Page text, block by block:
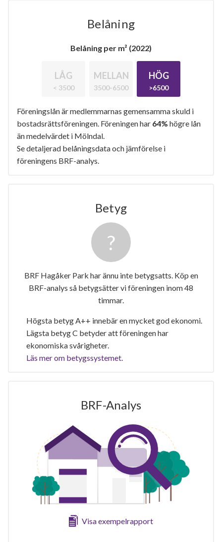
Belåning
Belåning per m² (2022)
LÅG
< 3500
MELLAN
3500-6500
HÖG
>6500
Föreningslån är medlemmarnas gemensamma skuld i
bostadsrättsföreningen. Föreningen har 64% högre lån
än medelvärdet i Mölndal.
Se detaljerad belåningsdata och jämförelse i
föreningens BRF-analys.
Betyg
BRF Hagåker Park har ännu inte betygsatts. Köp en
BRF-analys så betygsätter vi föreningen inom 48
timmar.
Högsta betyg A++ innebär en mycket god ekonomi.
Lägsta betyg C betyder att föreningen har
ekonomiska svårigheter.
Läs mer om betygssystemet.
BRF-Analys
Visa exempelrapport